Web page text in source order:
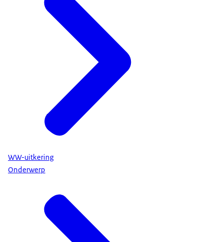
WW-uitkering
Onderwerp